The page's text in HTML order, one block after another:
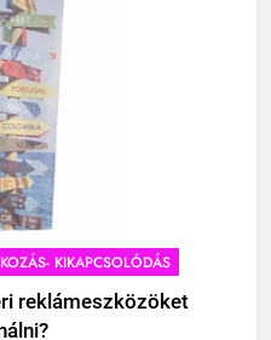
KIKAPCSOLÓDÁS
reklámeszközöket